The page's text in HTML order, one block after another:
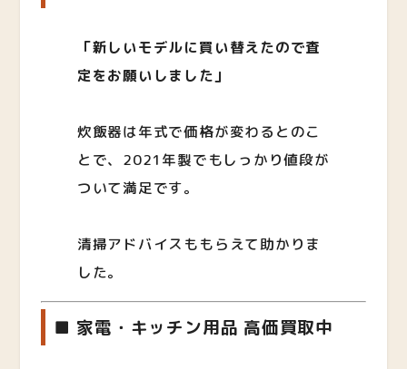
「新しいモデルに買い替えたので査
定をお願いしました」
炊飯器は年式で価格が変わるとのこ
とで、2021年製でもしっかり値段が
ついて満足です。
清掃アドバイスももらえて助かりま
した。
■ 家電・キッチン用品 高価買取中